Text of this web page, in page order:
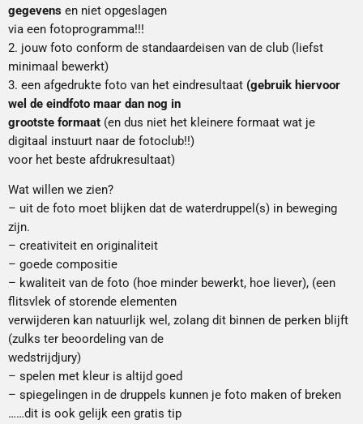
gegevens en niet opgeslagen
via een fotoprogramma!!!
2. jouw foto conform de standaardeisen van de club (liefst
minimaal bewerkt)
3. een afgedrukte foto van het eindresultaat (gebruik hiervoor
wel de eindfoto maar dan nog in
grootste formaat (en dus niet het kleinere formaat wat je
digitaal instuurt naar de fotoclub!!)
voor het beste afdrukresultaat)
Wat willen we zien?
– uit de foto moet blijken dat de waterdruppel(s) in beweging
zijn.
– creativiteit en originaliteit
– goede compositie
– kwaliteit van de foto (hoe minder bewerkt, hoe liever), (een
flitsvlek of storende elementen
verwijderen kan natuurlijk wel, zolang dit binnen de perken blijft
(zulks ter beoordeling van de
wedstrijdjury)
– spelen met kleur is altijd goed
– spiegelingen in de druppels kunnen je foto maken of breken
……dit is ook gelijk een gratis tip